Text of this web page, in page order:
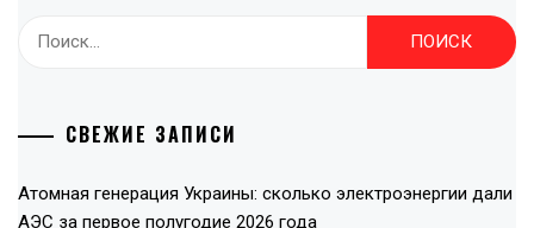
СВЕЖИЕ ЗАПИСИ
Атомная генерация Украины: сколько электроэнергии дали
АЭС за первое полугодие 2026 года